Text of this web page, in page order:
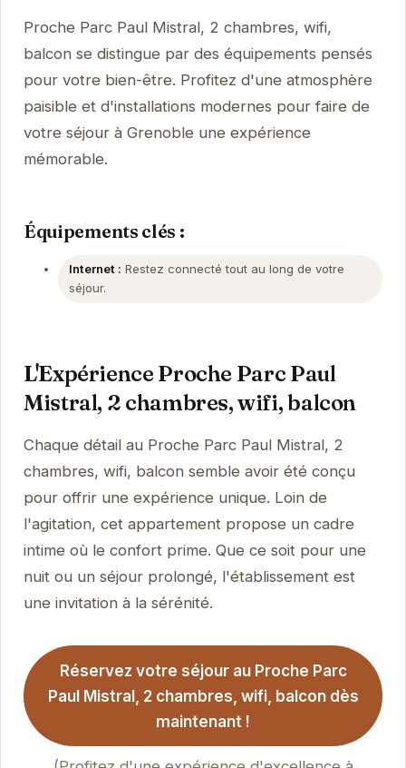
Proche Parc Paul Mistral, 2 chambres, wifi,
balcon se distingue par des équipements pensés
pour votre bien-être. Profitez d'une atmosphère
paisible et d'installations modernes pour faire de
votre séjour à Grenoble une expérience
mémorable.
Équipements clés :
Internet : Restez connecté tout au long de votre
séjour.
L'Expérience Proche Parc Paul
Mistral, 2 chambres, wifi, balcon
Chaque détail au Proche Parc Paul Mistral, 2
chambres, wifi, balcon semble avoir été conçu
pour offrir une expérience unique. Loin de
l'agitation, cet appartement propose un cadre
intime où le confort prime. Que ce soit pour une
nuit ou un séjour prolongé, l'établissement est
une invitation à la sérénité.
Réservez votre séjour au Proche Parc
Paul Mistral, 2 chambres, wifi, balcon dès
maintenant !